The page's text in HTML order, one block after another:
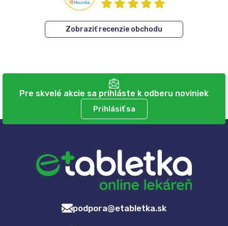
Zobraziť recenzie obchodu
Pre skvelé akcie sa prihláste k odberu noviniek
Prihlásiť sa
podpora@etabletka.sk